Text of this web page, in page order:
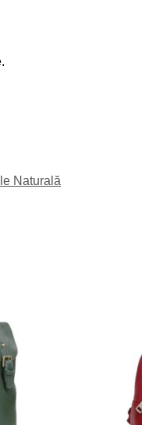
Naturală